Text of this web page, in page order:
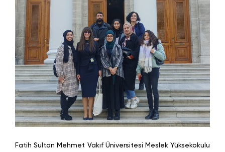
Fatih Sultan Mehmet Vakıf Üniversitesi Meslek Yüksekokulu